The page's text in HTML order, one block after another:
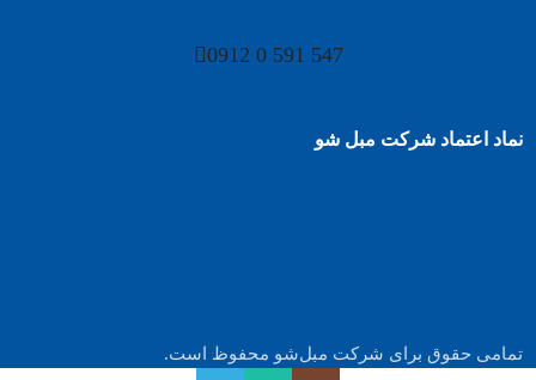
547 591 0 0912
نماد اعتماد شرکت مبل شو
تمامی حقوق برای شرکت مبل‌شو محفوظ است.